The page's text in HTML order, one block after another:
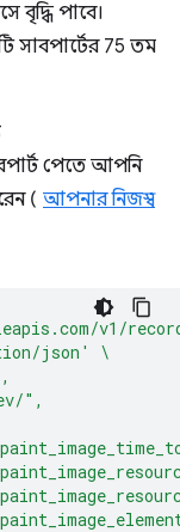
বৃদ্ধি পাবে।
সাবপার্টের 75 তম
পেতে আপনি
( আপনার নিজস্ব
v1/
json'
\
",